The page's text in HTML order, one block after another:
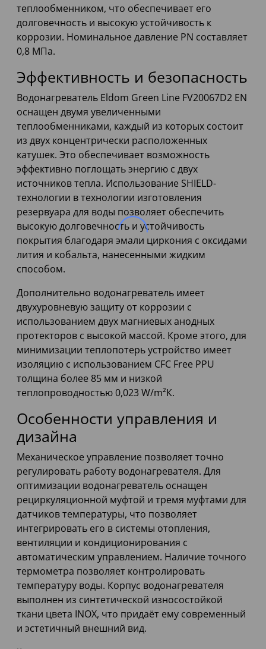
теплообменником, что обеспечивает его
долговечность и высокую устойчивость к
коррозии. Номинальное давление PN составляет
0,8 МПа.
Эффективность и безопасность
Водонагреватель Eldom Green Line FV20067D2 EN
оснащен двумя увеличенными
теплообменниками, каждый из которых состоит
из двух концентрически расположенных
катушек. Это обеспечивает возможность
эффективно поглощать энергию с двух
источников тепла. Использование SHIELD-
технологии в технологии изготовления
резервуара для воды позволяет обеспечить
высокую долговечность и устойчивость
покрытия благодаря эмали циркония с оксидами
лития и кобальта, нанесенными жидким
способом.
Дополнительно водонагреватель имеет
двухуровневую защиту от коррозии с
использованием двух магниевых анодных
протекторов с высокой массой. Кроме этого, для
минимизации теплопотерь устройство имеет
изоляцию с использованием CFC Free PPU
толщина более 85 мм и низкой
теплопроводностью 0,023 W/m²К.
Особенности управления и
дизайна
Механическое управление позволяет точно
регулировать работу водонагревателя. Для
оптимизации водонагреватель оснащен
рециркуляционной муфтой и тремя муфтами для
датчиков температуры, что позволяет
интегрировать его в системы отопления,
вентиляции и кондиционирования с
автоматическим управлением. Наличие точного
термометра позволяет контролировать
температуру воды. Корпус водонагревателя
выполнен из синтетической износостойкой
ткани цвета INOX, что придаёт ему современный
и эстетичный внешний вид.